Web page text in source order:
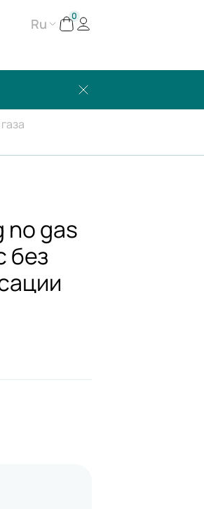
Ru 0
gas
без